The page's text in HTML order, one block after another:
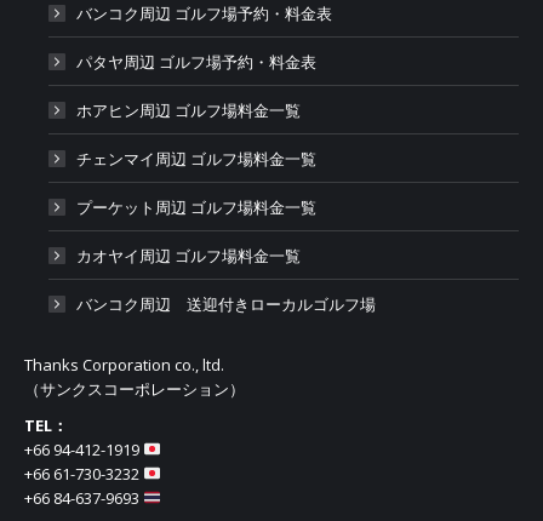
バンコク周辺 ゴルフ場予約・料金表
パタヤ周辺 ゴルフ場予約・料金表
ホアヒン周辺 ゴルフ場料金一覧
チェンマイ周辺 ゴルフ場料金一覧
プーケット周辺 ゴルフ場料金一覧
カオヤイ周辺 ゴルフ場料金一覧
バンコク周辺 送迎付きローカルゴルフ場
Thanks Corporation co., ltd.
（サンクスコーポレーション）
TEL：
+66 94-412-1919​
+66 61-730-3232
+66 84-637-9693